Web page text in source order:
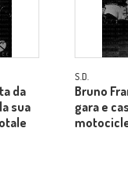
da
sua
S.D.
Bruno
gara e